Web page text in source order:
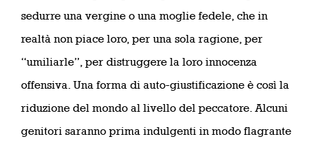
sedurre una vergine o una moglie fedele, che in
realtà non piace loro, per una sola ragione, per
“umiliarle”, per distruggere la loro innocenza
offensiva. Una forma di auto-giustificazione è così la
riduzione del mondo al livello del peccatore. Alcuni
genitori saranno prima indulgenti in modo flagrante